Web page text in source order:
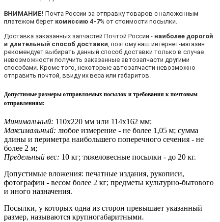
ВНИМАНИЕ! Почта России за отправку товаров с наложенным
платежом берет комиссию 4-7% от стоимости посылки.
Доставка заказанных запчастей Почтой России - наиболее дорогой
и длительный способ доставки , поэтому наш интернет-магазин
рекомендует выбирать данный способ доставки только в случае
невозможности получить заказанные автозапчасти другими
способами. Кроме того, некоторые автозапчасти невозможно
отправить почтой, ввиду их веса или габаритов.
Допустимые размеры отправляемых посылок и требования к почтовым
отправлениям:
Минимальный: 110х220 мм или 114х162 мм;
Максимальный: любое измерение - не более 1,05 м; сумма
длины и периметра наибольшего поперечного сечения - не
более 2 м;
Предельный вес: 10 кг; тяжеловесные посылки - до 20 кг.
Допустимые вложения: печатные издания, рукописи,
фотографии - весом более 2 кг; предметы культурно-бытового
и иного назначения.
Посылки, у которых одна из сторон превышает указанный
размер, называются крупногабаритными.